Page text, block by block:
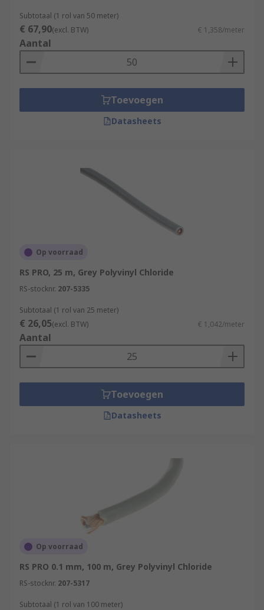
Subtotaal (1 rol van 50 meter)
€ 67,90(excl. BTW) € 1,358/meter
Aantal
Toevoegen
Datasheets
Op voorraad
RS PRO, 25 m, Grey Polyvinyl Chloride
RS-stocknr. 207-5335
Subtotaal (1 rol van 25 meter)
€ 26,05(excl. BTW) € 1,042/meter
Aantal
Toevoegen
Datasheets
Op voorraad
RS PRO 0.1 mm, 100 m, Grey Polyvinyl Chloride
RS-stocknr. 207-5317
Subtotaal (1 rol van 100 meter)